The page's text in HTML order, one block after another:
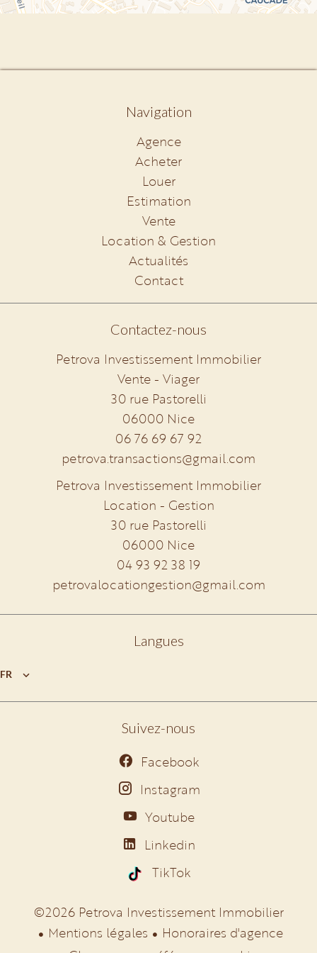
Navigation
Agence
Acheter
Louer
Estimation
Vente
Location & Gestion
Actualités
Contact
Contactez-nous
Petrova Investissement Immobilier
Vente - Viager
30 rue Pastorelli
06000 Nice
06 76 69 67 92
petrova.transactions@gmail.com
Petrova Investissement Immobilier
Location - Gestion
30 rue Pastorelli
06000 Nice
04 93 92 38 19
petrovalocationgestion@gmail.com
Langues
FR
Suivez-nous
Facebook
Instagram
Youtube
Linkedin
TikTok
©2026 Petrova Investissement Immobilier
Mentions légales
Honoraires d'agence